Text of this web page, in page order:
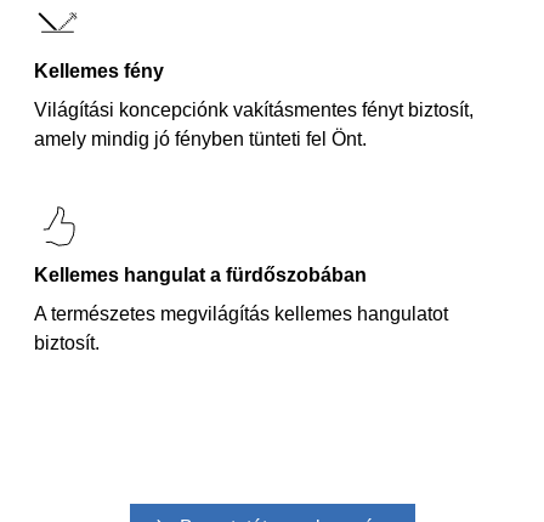
Kellemes fény
Világítási koncepciónk vakításmentes fényt biztosít,
amely mindig jó fényben tünteti fel Önt.
Kellemes hangulat a fürdőszobában
A természetes megvilágítás kellemes hangulatot
biztosít.